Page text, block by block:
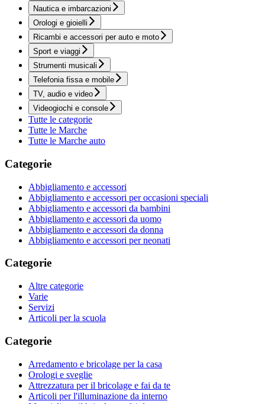
Nautica e imbarcazioni
Orologi e gioielli
Ricambi e accessori per auto e moto
Sport e viaggi
Strumenti musicali
Telefonia fissa e mobile
TV, audio e video
Videogiochi e console
Tutte le categorie
Tutte le Marche
Tutte le Marche auto
Categorie
Abbigliamento e accessori
Abbigliamento e accessori per occasioni speciali
Abbigliamento e accessori da bambini
Abbigliamento e accessori da uomo
Abbigliamento e accessori da donna
Abbigliamento e accessori per neonati
Categorie
Altre categorie
Varie
Servizi
Articoli per la scuola
Categorie
Arredamento e bricolage per la casa
Orologi e sveglie
Attrezzatura per il bricolage e fai da te
Articoli per l'illuminazione da interno